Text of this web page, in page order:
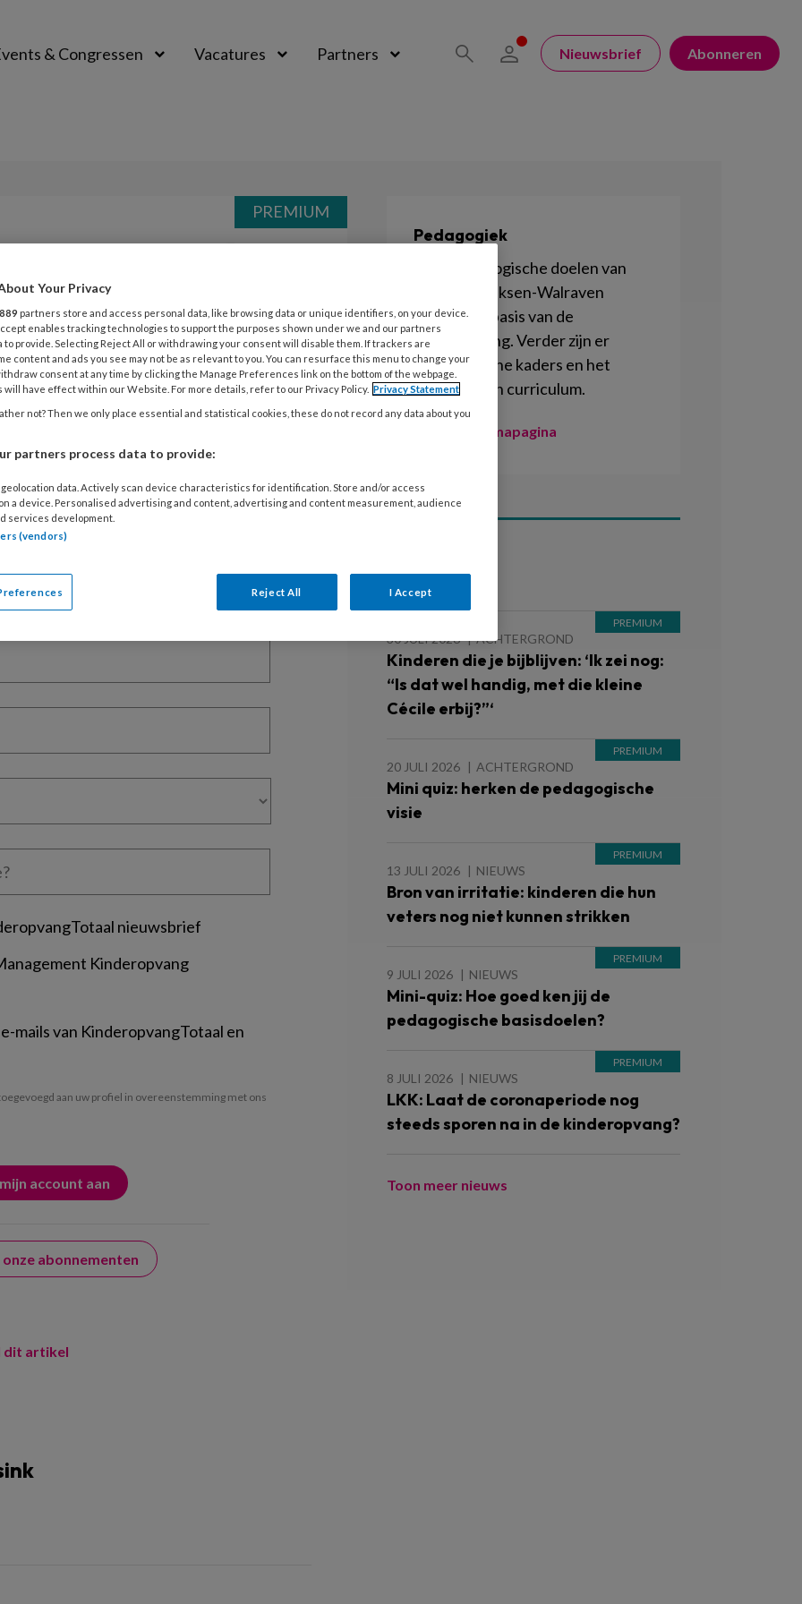
& Congressen Vacatures Partners Nieuwsbrief Abonneren
Meidenruzie
lezen?
lees 2 artikelen gratis per maand
nieuwsbrief
Kinderopvang
mails van KinderopvangTotaal en
aan uw profiel in overeenstemming met ons
abonnementen
PREMIUM
dit artikel
Pedagogiek
De 4 pedagogische doelen van
Marianne Riksen-Walraven
vormen de basis van de
kinderopvang. Verder zijn er
Pedagogische kaders en het
Pedagogisch curriculum.
Naar de themapagina
Lees ook
30 JULI 2026 ACHTERGROND
Kinderen die je bijblijven: ‘Ik zei nog:
“Is dat wel handig, met die kleine
Cécile erbij?”‘
20 JULI 2026 ACHTERGROND
Mini quiz: herken de pedagogische
visie
13 JULI 2026 NIEUWS
Bron van irritatie: kinderen die hun
veters nog niet kunnen strikken
9 JULI 2026 NIEUWS
Mini-quiz: Hoe goed ken jij de
pedagogische basisdoelen?
8 JULI 2026 NIEUWS
LKK: Laat de coronaperiode nog
steeds sporen na in de kinderopvang?
Toon meer nieuws
Your Privacy
889 partners store and access personal data, like browsing data or unique identifiers, on your device.
enables tracking technologies to support the purposes shown under we and our partners
to provide. Selecting Reject All or withdrawing your consent will disable them. If trackers are
content and ads you see may not be as relevant to you. You can resurface this menu to change your
consent at any time by clicking the Manage Preferences link on the bottom of the webpage.
will have effect within our Website. For more details, refer to our Privacy Policy. Privacy Statement
not? Then we only place essential and statistical cookies, these do not record any data about you
partners process data to provide:
data. Actively scan device characteristics for identification. Store and/or access
a device. Personalised advertising and content, advertising and content measurement, audience
services development.
(vendors)
Reject All I Accept